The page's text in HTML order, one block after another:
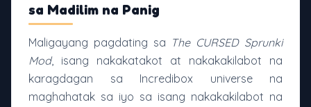
sa Madilim na Panig
Maligayang pagdating sa The CURSED Sprunki
Mod, isang nakakatakot at nakakakilabot na
karagdagan sa Incredibox universe na
maghahatak sa iyo sa isang nakakakilabot na